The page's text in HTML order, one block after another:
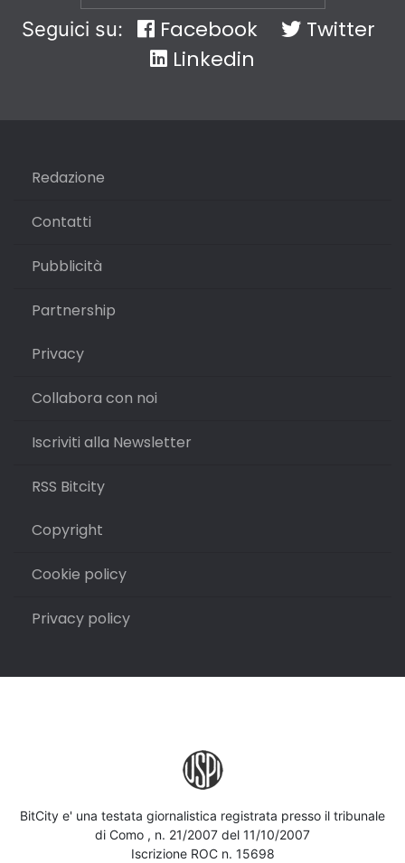
Seguici su: Facebook
Twitter
Linkedin
Redazione
Contatti
Pubblicità
Partnership
Privacy
Collabora con noi
Iscriviti alla Newsletter
RSS Bitcity
Copyright
Cookie policy
Privacy policy
BitCity e' una testata giornalistica registrata presso il tribunale
di Como , n. 21/2007 del 11/10/2007
Iscrizione ROC n. 15698